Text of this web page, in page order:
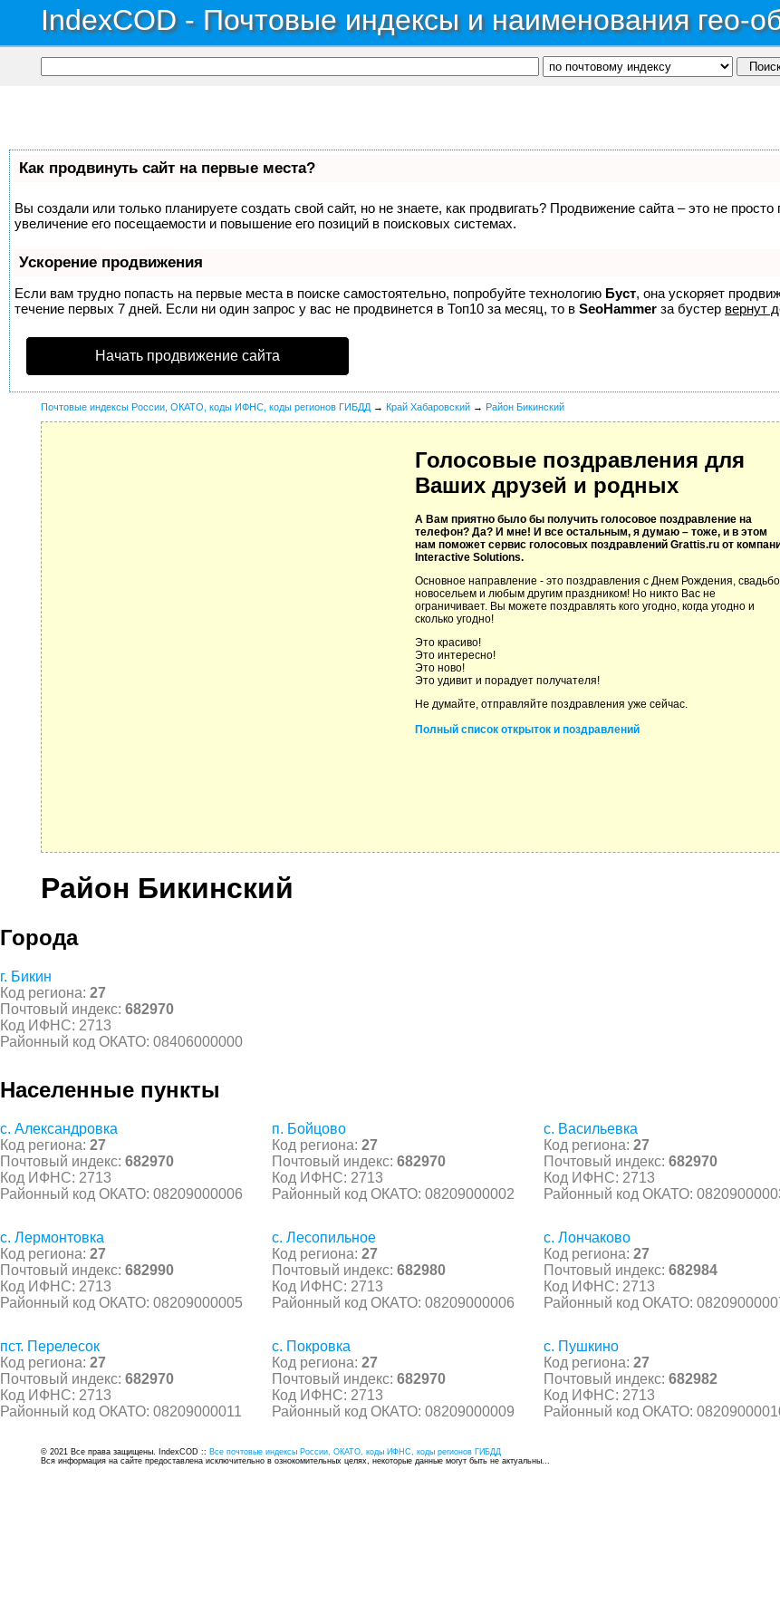
IndexCOD - Почтовые индексы и наименования гео-
Как продвинуть сайт на первые места?
Вы создали или только планируете создать свой сайт, но не знаете, как продвигать? Продвижение сайта – это не
увеличение его посещаемости и повышение его позиций в поисковых системах.
Ускорение продвижения
Если вам трудно попасть на первые места в поиске самостоятельно, попробуйте технологию Буст, она ускоряет
течение первых 7 дней. Если ни один запрос у вас не продвинется в Топ10 за месяц, то в SeoHammer за бустер вернут
Начать продвижение сайта
Почтовые индексы России, ОКАТО, коды ИФНС, коды регионов ГИБДД → Край Хабаровский → Район Бикинский
Голосовые поздравления для
Ваших друзей и родных
А Вам приятно было бы получить голосовое поздравление на
телефон? Да? И мне! И все остальным, я думаю – тоже, и в этом
нам поможет сервис голосовых поздравлений Grattis.ru от
Interactive Solutions.
Основное направление - это поздравления с Днем Рождения,
новосельем и любым другим праздником! Но никто Вас не
ограничивает. Вы можете поздравлять кого угодно, когда угодно и
сколько угодно!
Это красиво!
Это интересно!
Это ново!
Это удивит и порадует получателя!
Не думайте, отправляйте поздравления уже сейчас.
Полный список открыток и поздравлений
Район Бикинский
Города
г. Бикин
Код региона: 27
Почтовый индекс: 682970
Код ИФНС: 2713
Районный код ОКАТО: 08406000000
Населенные пункты
с. Александровка
Код региона: 27
Почтовый индекс: 682970
Код ИФНС: 2713
Районный код ОКАТО: 08209000006
п. Бойцово
Код региона: 27
Почтовый индекс: 682970
Код ИФНС: 2713
Районный код ОКАТО: 08209000002
с. Васильевка
Код региона: 27
Почтовый индекс: 682970
Код ИФНС: 2713
Районный код ОКАТО:
с. Лермонтовка
Код региона: 27
Почтовый индекс: 682990
Код ИФНС: 2713
Районный код ОКАТО: 08209000005
с. Лесопильное
Код региона: 27
Почтовый индекс: 682980
Код ИФНС: 2713
Районный код ОКАТО: 08209000006
с. Лончаково
Код региона: 27
Почтовый индекс: 682984
Код ИФНС: 2713
Районный код ОКАТО:
пст. Перелесок
Код региона: 27
Почтовый индекс: 682970
Код ИФНС: 2713
Районный код ОКАТО: 08209000011
с. Покровка
Код региона: 27
Почтовый индекс: 682970
Код ИФНС: 2713
Районный код ОКАТО: 08209000009
с. Пушкино
Код региона: 27
Почтовый индекс: 682982
Код ИФНС: 2713
Районный код ОКАТО:
© 2021 Все права защищены. IndexCOD :: Все почтовые индексы России, ОКАТО, коды ИФНС, коды регионов ГИБДД
Вся информация на сайте предоставлена исключительно в ознокомительных целях, некоторые данные могут быть не актуальны...